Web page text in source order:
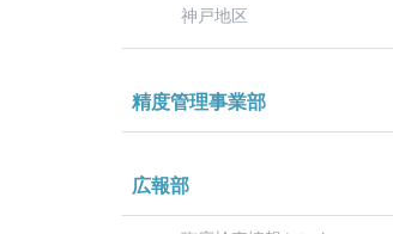
神戸地区
精度管理事業部
広報部